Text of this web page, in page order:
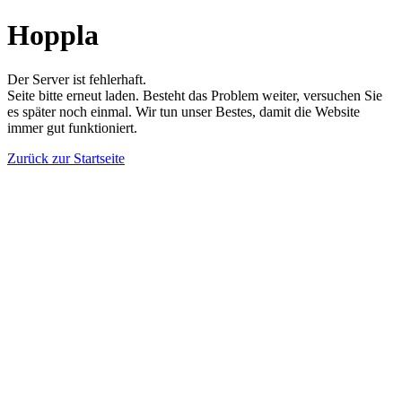
Hoppla
Der Server ist fehlerhaft.
Seite bitte erneut laden. Besteht das Problem weiter, versuchen Sie
es später noch einmal. Wir tun unser Bestes, damit die Website
immer gut funktioniert.
Zurück zur Startseite